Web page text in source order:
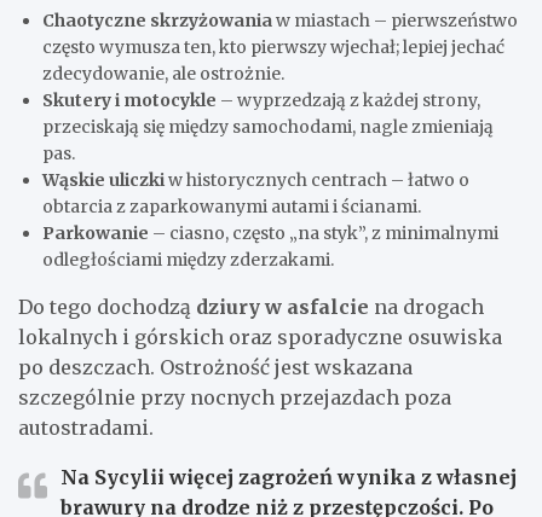
Chaotyczne skrzyżowaniaw miastach – pierwszeństwo
często wymusza ten, kto pierwszy wjechał; lepiej jechać
zdecydowanie, ale ostrożnie.
Skutery i motocykle – wyprzedzają z każdej strony,
przeciskają się między samochodami, nagle zmieniają
pas.
Wąskie uliczkiw historycznych centrach – łatwo o
obtarcia z zaparkowanymi autami i ścianami.
Parkowanie – ciasno, często „na styk”, z minimalnymi
odległościami między zderzakami.
Do tego dochodzą dziury w asfalcie na drogach
lokalnych i górskich oraz sporadyczne osuwiska
po deszczach. Ostrożność jest wskazana
szczególnie przy nocnych przejazdach poza
autostradami.
Na Sycylii więcej zagrożeń wynika zwłasnej
brawury na drodze niż z przestępczości. Po